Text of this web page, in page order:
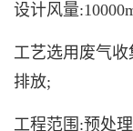
设计风量
工艺选用废气
排放;
工程范围:预处